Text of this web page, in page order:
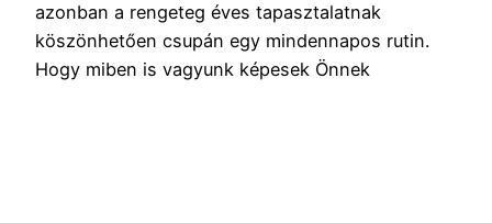
azonban a rengeteg éves tapasztalatnak
köszönhetően csupán egy mindennapos rutin.
Hogy miben is vagyunk képesek Önnek